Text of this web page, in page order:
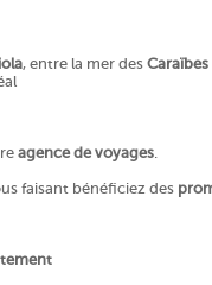
, entre la mer des Caraïbes
agence de voyages.
faisant bénéficiez des